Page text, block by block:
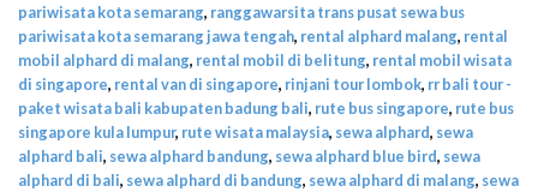
pariwisata kota semarang, ranggawarsita trans pusat sewa bus
pariwisata kota semarang jawa tengah, rental alphard malang, rental
mobil alphard di malang, rental mobil di belitung, rental mobil wisata
di singapore, rental van di singapore, rinjani tour lombok, rr bali tour -
paket wisata bali kabupaten badung bali, rute bus singapore, rute bus
singapore kula lumpur, rute wisata malaysia, sewa alphard, sewa
alphard bali, sewa alphard bandung, sewa alphard blue bird, sewa
alphard di bali, sewa alphard di bandung, sewa alphard di malang, sewa